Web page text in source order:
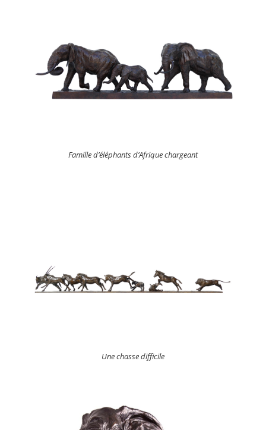
Famille d’éléphants d’Afrique chargeant
Une chasse difficile